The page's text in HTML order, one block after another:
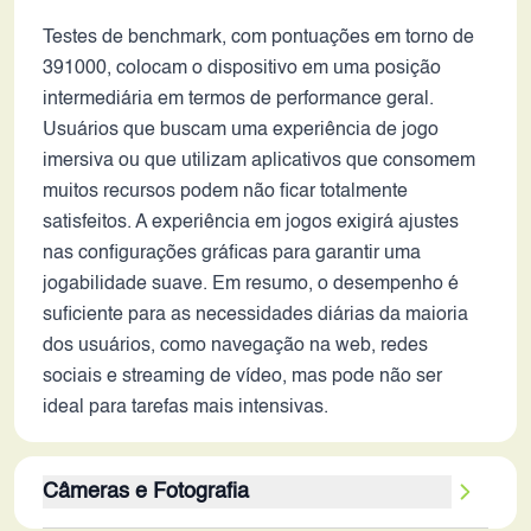
Testes de benchmark, com pontuações em torno de
391000, colocam o dispositivo em uma posição
intermediária em termos de performance geral.
Usuários que buscam uma experiência de jogo
imersiva ou que utilizam aplicativos que consomem
muitos recursos podem não ficar totalmente
satisfeitos. A experiência em jogos exigirá ajustes
nas configurações gráficas para garantir uma
jogabilidade suave. Em resumo, o desempenho é
suficiente para as necessidades diárias da maioria
dos usuários, como navegação na web, redes
sociais e streaming de vídeo, mas pode não ser
ideal para tarefas mais intensivas.
Câmeras e Fotografia